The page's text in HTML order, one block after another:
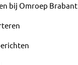
bij Omroep Brabant